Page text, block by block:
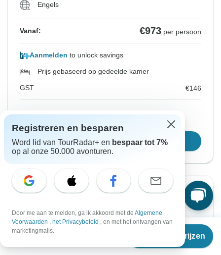
Vanaf €973
Reisdata & prijzen
Engels
Vanaf: €973 per persoon
Aanmelden to unlock savings
Prijs gebaseerd op gedeelde kamer
GST €146
Kies deze reisdata
Directe bevestiging
Vanaf Zaterdag
7 nov. 2026
Tot Vrijdag
13 nov. 2026
Engels
Registreren en besparen
Word lid van TourRadar+ en bespaar tot 7%
op al onze 50.000 avonturen.
Door me aan te melden, ga ik akkoord met de Algemene
Voorwaarden , het Privacybeleid , en met het ontvangen van
marketingmails.